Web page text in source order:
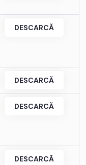
DESCARCĂ
DESCARCĂ
DESCARCĂ
DESCARCĂ